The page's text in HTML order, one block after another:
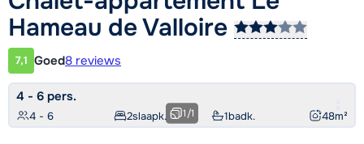
Hameau deValloire
Klantwaardering
7,1 Goed8 reviews
4 - 6 pers.
4 - 6 2slaapk. 1badk. 48m²
1/1